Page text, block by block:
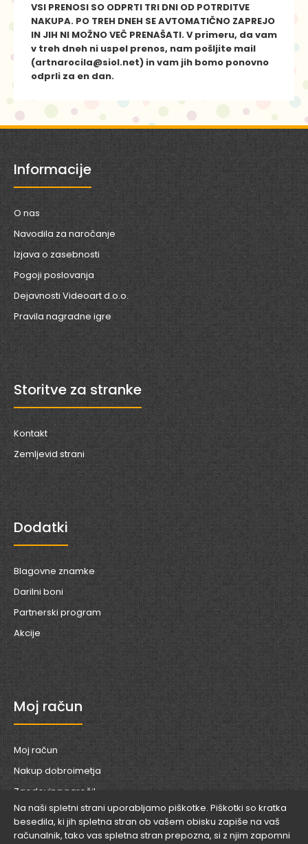
Na naši spletni strani uporabljamo piškotke. Piškotki so kratka
besedila, ki jih spletna stran ob vašem obisku zapiše na vaš
računalnik, tako vas spletna stran prepozna, si z njim zapomni
VSI PRENOSI SO ODPRTI TRI DNI OD POTRDITVE
NAKUPA. PO TREH DNEH SE AVTOMATIČNO ZAPREJO
IN JIH NI MOŽNO VEČ PRENAŠATI. V primeru, da vam
v treh dneh ni uspel prenos, nam pošljite mail
(artnarocila@siol.net) in vam jih bomo ponovno
odprli za en dan.
Informacije
O nas
Navodila za naročanje
Izjava o zasebnosti
Pogoji poslovanja
Dejavnosti Videoart d.o.o.
Pravila nagradne igre
Storitve za stranke
Kontakt
Zemljevid strani
Dodatki
Blagovne znamke
Darilni boni
Partnerski program
Akcije
Moj račun
Moj račun
Nakup dobroimetja
Zgodovina naročil
Seznam želja
Novice